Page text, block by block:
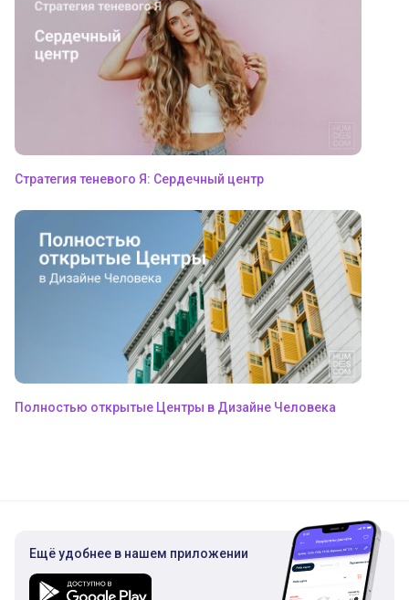
Стратегия теневого Я: Сердечный центр
Полностью открытые Центры в Дизайне Человека
Ещё удобнее в нашем приложении